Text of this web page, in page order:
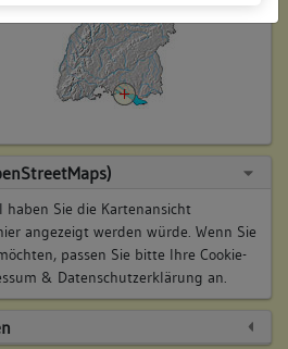
haben Sie die Kartenansicht
angezeigt werden würde. Wenn Sie
passen Sie bitte Ihre Cookie-
& Datenschutzerklärung an.